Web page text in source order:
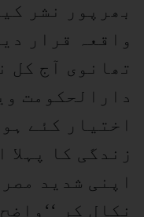
بھرپور نشر
واقعہ قرار
تھانوی آج کل
دارالحکومت
اختیار کئے
زندگی کا
اپنی شدید
نکال کر